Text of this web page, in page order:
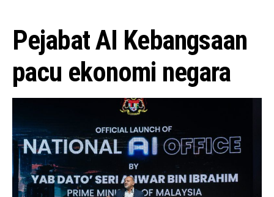
Pejabat AI Kebangsaan
pacu ekonomi negara